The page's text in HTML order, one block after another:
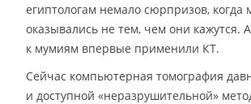
египтологам немало сюрпризов, когда
оказывались не тем, чем они кажутся.
к мумиям впервые применили КТ.
Сейчас компьютерная томография
и доступной «неразрушительной»